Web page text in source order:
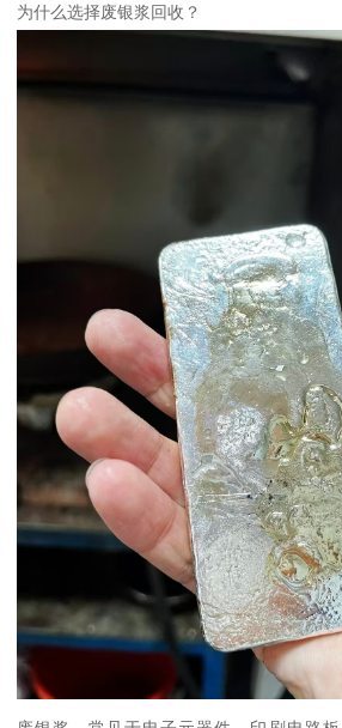
为什么选择废银浆回收？